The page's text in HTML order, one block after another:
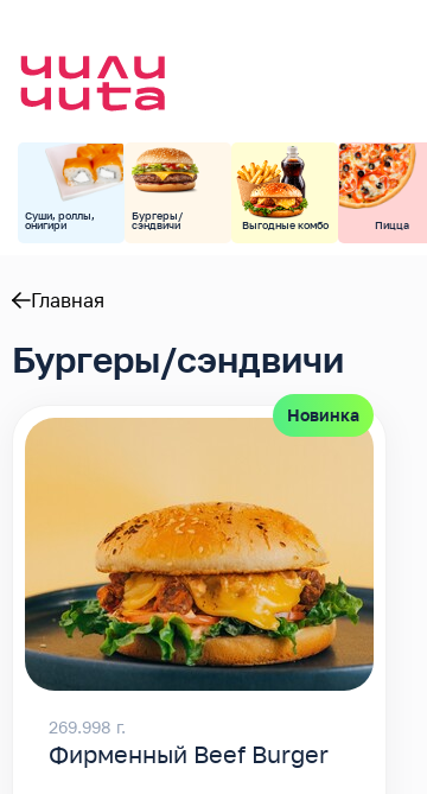
Суши, роллы,
онигири
Бургеры/
сэндвичи Выгодные комбо Пицца
Главная
Бургеры/сэндвичи
Новинка
269.998 г.
Фирменный Beef Burger